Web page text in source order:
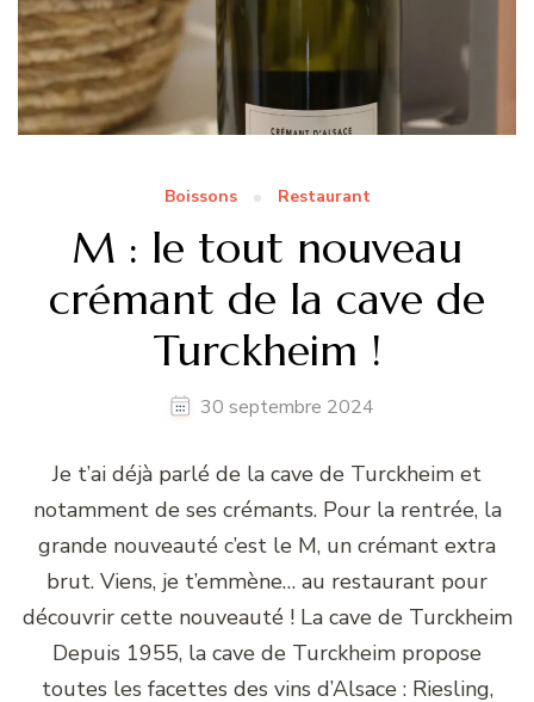
Boissons Restaurant
M : le tout nouveau
crémant de la cave de
Turckheim !
30 septembre 2024
Je t’ai déjà parlé de la cave de Turckheim et
notamment de ses crémants. Pour la rentrée, la
grande nouveauté c’est le M, un crémant extra
brut. Viens, je t’emmène… au restaurant pour
découvrir cette nouveauté ! La cave de Turckheim
Depuis 1955, la cave de Turckheim propose
toutes les facettes des vins d’Alsace : Riesling,